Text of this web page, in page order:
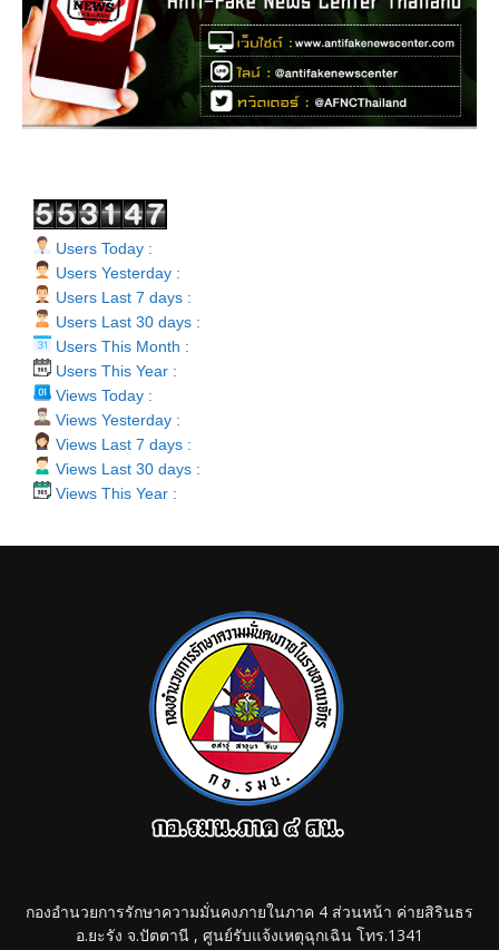
Users Today :
Users Yesterday :
Users Last 7 days :
Users Last 30 days :
Users This Month :
Users This Year :
Views Today :
Views Yesterday :
Views Last 7 days :
Views Last 30 days :
Views This Year :
กองอำนวยการรักษาความมั่นคงภายในภาค 4 ส่วนหน้า ค่ายสิรินธร
อ.ยะรัง จ.ปัตตานี , ศูนย์รับแจ้งเหตุฉุกเฉิน โทร.1341